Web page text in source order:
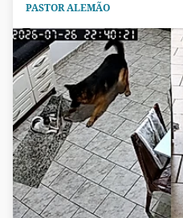
PASTOR ALEMÃO